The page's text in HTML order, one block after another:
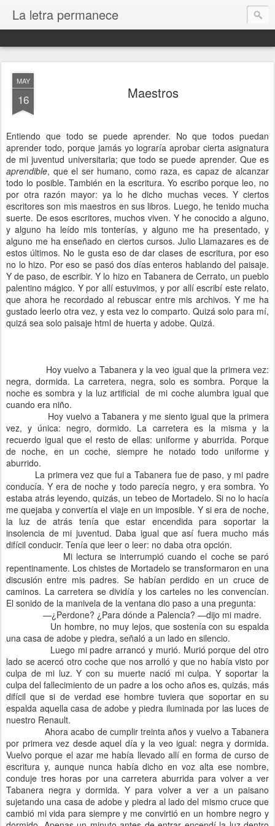
La letra permanece
MAY
16 Maestros
Entiendo que todo se puede aprender. No que todos puedan
aprender todo, porque jamás yo lograría aprobar cierta asignatura
de mi juventud universitaria; que todo se puede aprender. Que es
aprendible, que el ser humano, como raza, es capaz de alcanzar
todo lo posible. También en la escritura. Yo escribo porque leo, no
por otra razón mayor: ya lo he dicho muchas veces. Y ciertos
escritores son mis maestros en sus libros. Luego, he tenido mucha
suerte. De esos escritores, muchos viven. Y he conocido a alguno,
y alguno ha leído mis tonterías, y alguno me ha presentado, y
alguno me ha enseñado en ciertos cursos. Julio Llamazares es de
estos últimos. No le gusta eso de dar clases de escritura, por eso
no lo hizo. Por eso se pasó dos días enteros hablando del paisaje.
Y de paso, de escribir. Y lo hizo en Tabanera de Cerrato, un pueblo
palentino mágico. Y por allí estuvimos, y por allí escribí este relato,
que ahora he recordado al rebuscar entre mis archivos. Y me ha
gustado leerlo otra vez, y esta vez lo comparto. Quizá solo para mí,
quizá sea solo paisaje html de huerta y adobe. Quizá.
Hoy vuelvo a Tabanera y la veo igual que la primera vez:
negra, dormida. La carretera, negra, solo es sombra. Porque la
noche es sombra y la luz artificial de mi coche alumbra igual que
cuando era niño.
Hoy vuelvo a Tabanera y me siento igual que la primera
vez, y única: negro, dormido. La carretera es la misma y la
recuerdo igual que el resto de ellas: uniforme y aburrida. Porque
de noche, en un coche, siempre he notado todo uniforme y
aburrido.
La primera vez que fui a Tabanera fue de paso, y mi padre
conducía. Y era de noche y todo parecía negro, y era sombra. Yo
estaba atrás leyendo, quizás, un tebeo de Mortadelo. Si no lo hacía
me quejaba y convertía el viaje en un imposible. Y si era de noche,
la luz de atrás tenía que estar encendida para soportar la
insolencia de mi juventud. Daba igual que así fuera mucho más
difícil conducir. Tenía que leer o leer: no daba otra opción.
Mi lectura se interrumpió cuando el coche se paró
repentinamente. Los chistes de Mortadelo se transformaron en una
discusión entre mis padres. Se habían perdido en un cruce de
caminos. La carretera se dividía y los carteles no les convencían.
El sonido de la manivela de la ventana dio paso a una pregunta:
—¿Perdone? ¿Para dónde a Palencia? —dijo mi madre.
Un hombre, no muy lejos, que sostenía con su espalda
una casa de adobe y piedra, señaló a un lado en silencio.
Luego mi padre arrancó y murió. Murió porque del otro
lado se acercó otro coche que nos arrolló y que no había visto por
culpa de mi luz. Y con su muerte nació mi culpa. Y soportar la
culpa del fallecimiento de un padre a los ocho años es, quizás, más
difícil que si de verdad ese hombre tuviera que soportar en su
espalda aquella casa de adobe y piedra iluminada por las luces de
nuestro Renault.
Ahora acabo de cumplir treinta años y vuelvo a Tabanera
por primera vez desde aquel día y la veo igual: negra y dormida.
Vuelvo porque el azar me había llevado allí en forma de curso de
escritura y, aunque nunca había dicho en voz alta ese nombre,
conduje tres horas por una carretera aburrida para volver a ver
Tabanera negra y dormida. Y para volver a ver a un paisano
sujetando una casa de adobe y piedra al lado del mismo cruce que
cambió mi vida para siempre y me convirtió en un hombre negro y